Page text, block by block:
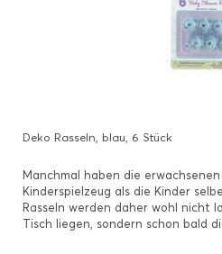
Deko Rasseln, blau, 6 Stück
Manchmal haben die
Kinderspielzeug als die Kinder
Rasseln werden daher wohl nicht
Tisch liegen, sondern schon bald